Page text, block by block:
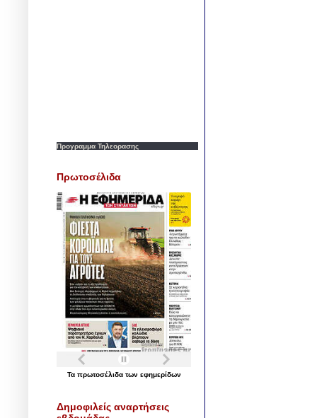
Προγραμμα Τηλεορασης
Πρωτοσέλιδα
Τα πρωτοσέλιδα των εφημερίδων
Δημοφιλείς αναρτήσεις